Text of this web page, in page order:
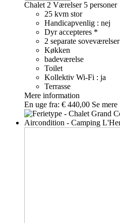
Chalet 2 Værelser 5 personer
25 kvm stor
Handicapvenlig : nej
Dyr accepteres *
2 separate soveværelser
Køkken
badeværelse
Toilet
Kollektiv Wi-Fi : ja
Terrasse
Mere information
En uge fra: € 440,00 Se mere